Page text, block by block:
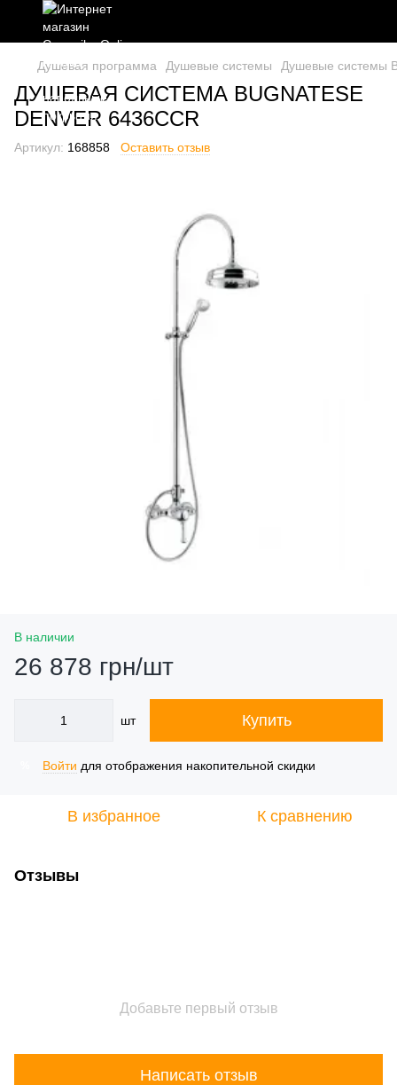
Душевая программа Душевые системы Душевые системы
ДУШЕВАЯ СИСТЕМА BUGNATESE
DENVER 6436CCR
Артикул: 168858 Оставить отзыв
В наличии
26 878 грн/шт
шт Купить
Войти для отображения накопительной скидки
В избранное К сравнению
Отзывы
Добавьте первый отзыв
Написать отзыв